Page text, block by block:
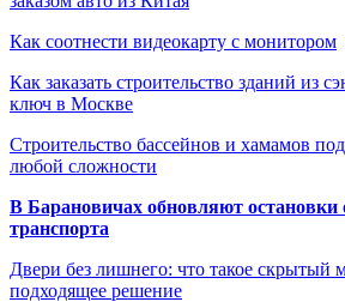
Как соотнести видеокарту с монитором
Как заказать строительство зданий из
ключ в Москве
Строительство бассейнов и хамамов
любой сложности
В Барановичах обновляют остановки
транспорта
Двери без лишнего: что такое скрытый
подходящее решение